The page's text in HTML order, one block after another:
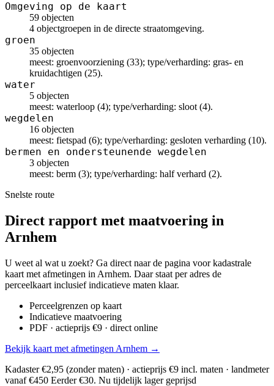
Omgeving op de kaart
59 objecten
4 objectgroepen in de directe straatomgeving.
groen
35 objecten
meest: groenvoorziening (33); type/verharding: gras- en
kruidachtigen (25).
water
5 objecten
meest: waterloop (4); type/verharding: sloot (4).
wegdelen
16 objecten
meest: fietspad (6); type/verharding: gesloten verharding (10).
bermen en ondersteunende wegdelen
3 objecten
meest: berm (3); type/verharding: half verhard (2).
Snelste route
Direct rapport met maatvoering in
Arnhem
U weet al wat u zoekt? Ga direct naar de pagina voor kadastrale
kaart met afmetingen in Arnhem. Daar staat per adres de
perceelkaart inclusief indicatieve maten klaar.
Perceelgrenzen op kaart
Indicatieve maatvoering
PDF · actieprijs €9 · direct online
Bekijk kaart met afmetingen Arnhem →
Kadaster €2,95 (zonder maten) · actieprijs €9 incl. maten · landmeter
vanaf €450 Eerder €30. Nu tijdelijk lager geprijsd